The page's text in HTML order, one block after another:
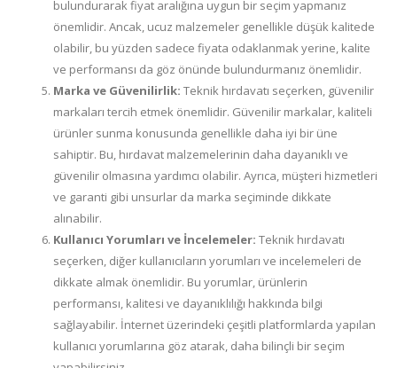
bulundurarak fiyat aralığına uygun bir seçim yapmanız
önemlidir. Ancak, ucuz malzemeler genellikle düşük kalitede
olabilir, bu yüzden sadece fiyata odaklanmak yerine, kalite
ve performansı da göz önünde bulundurmanız önemlidir.
Marka ve Güvenilirlik: Teknik hırdavatı seçerken, güvenilir
markaları tercih etmek önemlidir. Güvenilir markalar, kaliteli
ürünler sunma konusunda genellikle daha iyi bir üne
sahiptir. Bu, hırdavat malzemelerinin daha dayanıklı ve
güvenilir olmasına yardımcı olabilir. Ayrıca, müşteri hizmetleri
ve garanti gibi unsurlar da marka seçiminde dikkate
alınabilir.
Kullanıcı Yorumları ve İncelemeler: Teknik hırdavatı
seçerken, diğer kullanıcıların yorumları ve incelemeleri de
dikkate almak önemlidir. Bu yorumlar, ürünlerin
performansı, kalitesi ve dayanıklılığı hakkında bilgi
sağlayabilir. İnternet üzerindeki çeşitli platformlarda yapılan
kullanıcı yorumlarına göz atarak, daha bilinçli bir seçim